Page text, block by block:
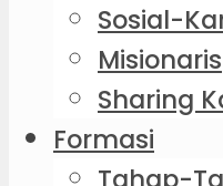
Sosial-
Misionaris
Sharing
Formasi